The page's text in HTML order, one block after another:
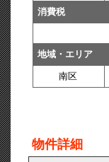
消費税
地域・エリア
南区
物件詳細